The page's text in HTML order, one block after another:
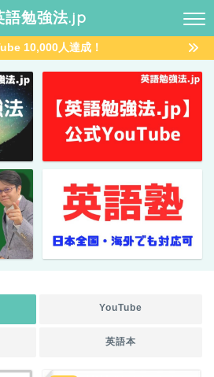
語勉強法.jp
10,000人達成！
YouTube
英語本